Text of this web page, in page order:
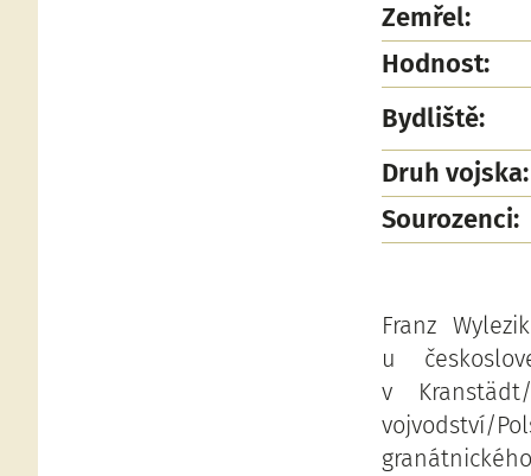
Zemřel:
Hodnost:
Bydliště:
Druh vojska:
Sourozenci:
Franz
u
v
vojvodství/